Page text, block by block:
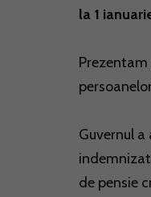
la 1
Guvernul
de pensie